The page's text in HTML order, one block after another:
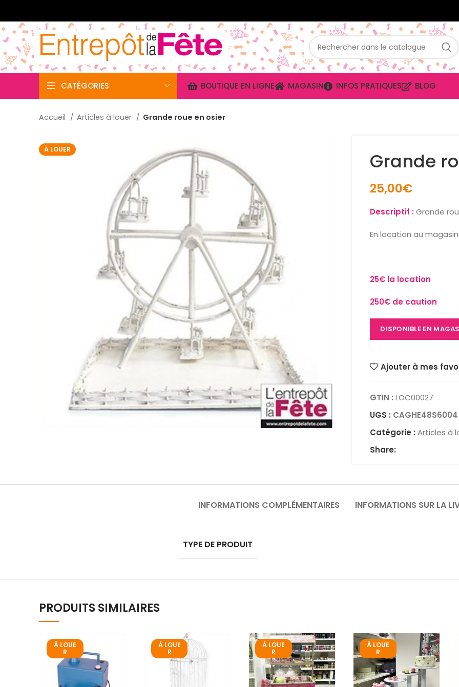
CATÉGORIES BOUTIQUE EN LIGNE MAGASIN INFOS PRATIQUES BLOG
Accueil Articles à louer Grande roue en osier
À LOUER Grande
25,00€
Descriptif :Grande
En location au
25€ la location
250€ de caution
DISPONIBLE EN
Ajouter à mes
GTIN : LOC00027
UGS : CAGHE48S6004
Catégorie : Articles à
Share:
INFORMATIONS COMPLÉMENTAIRES INFORMATIONS SUR LA
TYPE DE PRODUIT
PRODUITS SIMILAIRES
À LOUE
R
À LOUE
R
À LOUE
R
À LOUE
R